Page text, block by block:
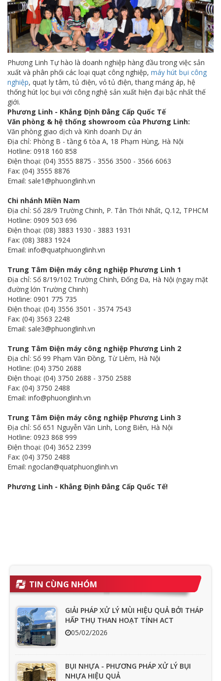
Phương Linh Tự hào là doanh nghiệp hàng đầu trong việc sản
xuất và phân phối các loại quạt công nghiệp, máy hút bụi công
nghiệp, quạt ly tâm, tủ điện, vỏ tủ điện, thang máng áp, hệ
thống hút lọc bụi với công nghệ sản xuất hiện đại bậc nhất thế
giới.
Phương Linh - Khẳng Định Đẳng Cấp Quốc Tế
Văn phòng & hệ thống showroom của Phương Linh:
Văn phòng giao dịch và Kinh doanh Dự án
Địa chỉ: Phòng B - tầng 6 tòa A, 18 Phạm Hùng, Hà Nội
Hotline: 0918 160 858
Điện thoại: (04) 3555 8875 - 3556 3500 - 3566 6063
Fax: (04) 3555 8876
Email: sale1@phuonglinh.vn
Chi nhánh Miền Nam
Địa chỉ: Số 28/9 Trường Chinh, P. Tân Thới Nhất, Q.12, TPHCM
Hotline: 0909 503 696
Điện thoại: (08) 3883 1930 - 3883 1931
Fax: (08) 3883 1924
Email: info@quatphuonglinh.vn
Trung Tâm Điện máy công nghiệp Phương Linh 1
Địa chỉ: Số 8/19/102 Trường Chinh, Đống Đa, Hà Nội (ngay mặt
đường lớn Trường Chinh)
Hotline: 0901 775 735
Điện thoại: (04) 3556 3501 - 3574 7543
Fax: (04) 3563 2248
Email: sale3@phuonglinh.vn
Trung Tâm Điện máy công nghiệp Phương Linh 2
Địa chỉ: Số 99 Phạm Văn Đồng, Từ Liêm, Hà Nội
Hotline: (04) 3750 2688
Điện thoại: (04) 3750 2688 - 3750 2588
Fax: (04) 3750 2488
Email: info@phuonglinh.vn
Trung Tâm Điện máy công nghiệp Phương Linh 3
Địa chỉ: Số 651 Nguyễn Văn Linh, Long Biên, Hà Nội
Hotline: 0923 868 999
Điện thoại: (04) 3652 2399
Fax: (04) 3750 2488
Email: ngoclan@quatphuonglinh.vn
Phương Linh - Khẳng Định Đẳng Cấp Quốc Tế!
TIN CÙNG NHÓM
GIẢI PHÁP XỬ LÝ MÙI HIỆU QUẢ BỞI THÁP
HẤP THỤ THAN HOẠT TÍNH ACT
05/02/2026
BỤI NHỰA - PHƯƠNG PHÁP XỬ LÝ BỤI
NHỰA HIỆU QUẢ